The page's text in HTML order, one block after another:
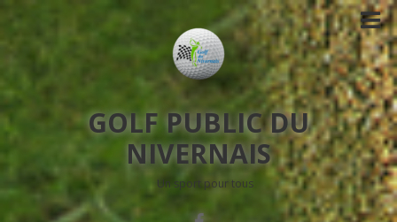
GOLF PUBLIC DU
NIVERNAIS
Un sport pour tous